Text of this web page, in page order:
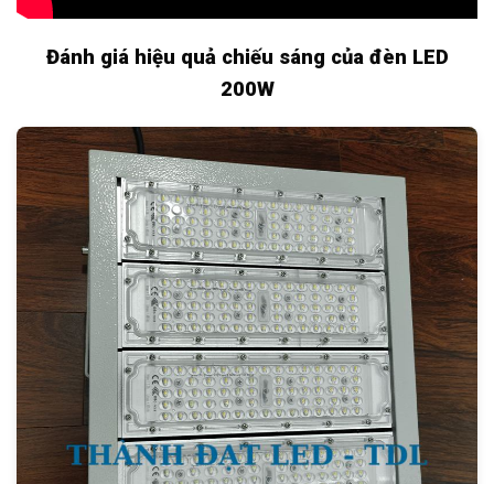
Đánh giá hiệu quả chiếu sáng của đèn LED
200W